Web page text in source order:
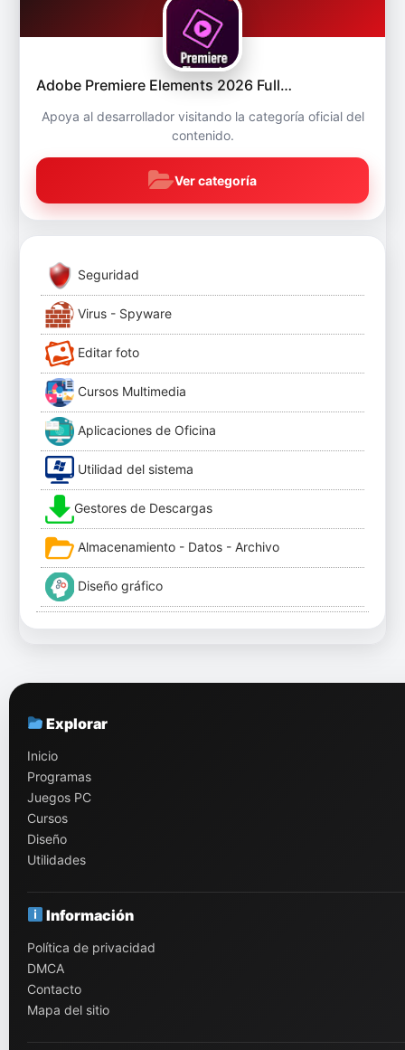
Adobe Premiere Elements 2026 Full…
Apoya al desarrollador visitando la categoría oficial del
contenido.
Ver categoría
Seguridad
Virus - Spyware
Editar foto
Cursos Multimedia
Aplicaciones de Oficina
Utilidad del sistema
Gestores de Descargas
Almacenamiento - Datos - Archivo
Diseño gráfico
Explorar
Inicio
Programas
Juegos PC
Cursos
Diseño
Utilidades
Información
Política de privacidad
DMCA
Contacto
Mapa del sitio